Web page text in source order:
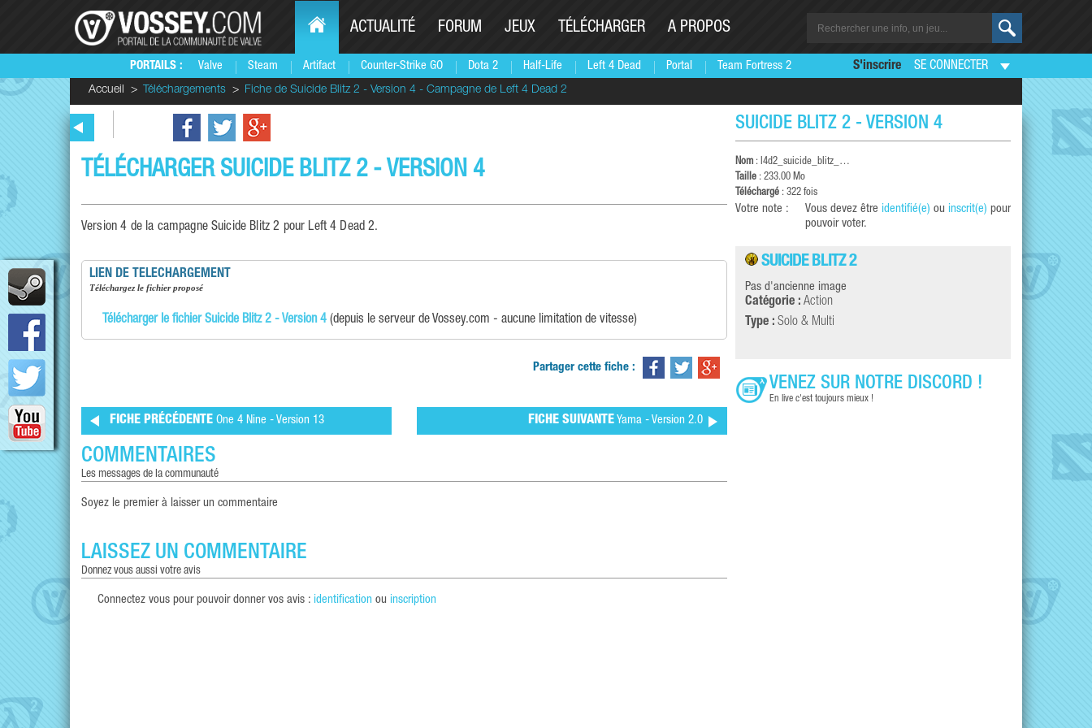
PORTAILS : Valve Steam Artifact Counter-Strike GO Dota 2 Half-Life Left 4 Dead Portal Team Fortress 2
ACTUALITÉ FORUM JEUX TÉLÉCHARGER A PROPOS
S'inscrire SE CONNECTER
Accueil Téléchargements Fiche de Suicide Blitz 2 - Version 4 - Campagne de Left 4 Dead 2
TÉLÉCHARGER SUICIDE BLITZ 2 - VERSION 4
Version 4 de la campagne Suicide Blitz 2 pour Left 4 Dead 2.
LIEN DE TELECHARGEMENT
téléchargez le fichier proposé
Télécharger le fichier Suicide Blitz 2 - Version 4 (depuis le serveur de Vossey.com - aucune limitation de vitesse)
Partager cette fiche :
FICHE PRÉCÉDENTE One 4 Nine - Version 13 FICHE SUIVANTE Yama - Version 2.0
COMMENTAIRES
les messages de la communauté
Soyez le premier à laisser un commentaire
LAISSEZ UN COMMENTAIRE
donnez vous aussi votre avis
Connectez vous pour pouvoir donner vos avis : identification ou inscription
SUICIDE BLITZ 2 - VERSION 4
Nom : l4d2_suicide_blitz_…
Taille : 233.00 Mo
Téléchargé : 322 fois
Votre note : Vous devez être identifié(e) ou inscrit(e) pour
pouvoir voter.
SUICIDE BLITZ 2
Pas d'ancienne image
Catégorie : Action
Type : Solo & Multi
VENEZ SUR NOTRE DISCORD !
En live c'est toujours mieux !